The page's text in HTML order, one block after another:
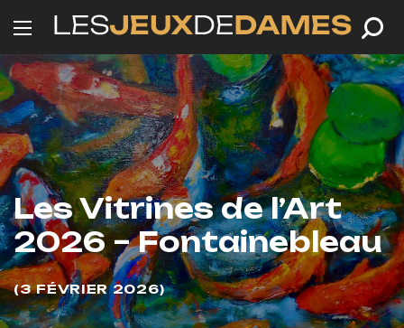
Les Vitrines de l’Art
2026 – Fontainebleau
3 FÉVRIER 2026